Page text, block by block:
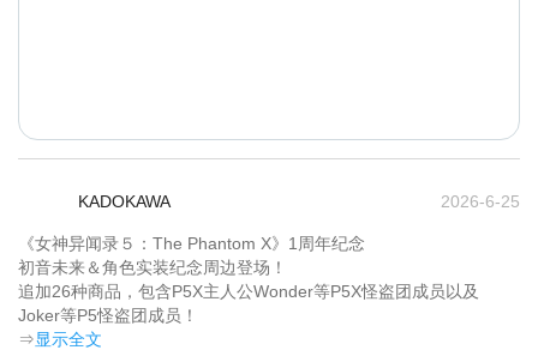
KADOKAWA 2026-6-25
《女神异闻录５：The Phantom X》1周年纪念
初音未来＆角色实装纪念周边登场！
追加26种商品，包含P5X主人公Wonder等P5X怪盗团成员以及
⇒显示全文